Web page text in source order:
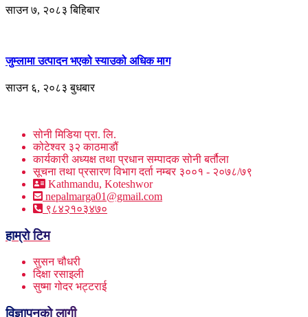
साउन ७, २०८३ बिहिबार
जुम्लामा उत्पादन भएको स्याउको अधिक माग
साउन ६, २०८३ बुधबार
सोनी मिडिया प्रा. लि.
कोटेश्वर ३२ काठमाडौं
कार्यकारी अध्यक्ष तथा प्रधान सम्पादक सोनी बर्तौला
सूचना तथा प्रसारण विभाग दर्ता नम्बर ३००१ - २०७८/७९
Kathmandu, Koteshwor
nepalmarga01@gmail.com
९८४२१०३४७०
हाम्रो टिम
सुसन चौधरी
दिक्षा रसाइली
सुष्मा गोदर भट्टराई
विज्ञापनको लागी